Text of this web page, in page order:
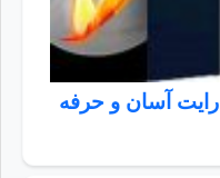
نرم افزار BurnAware Free رایت آسان و حرفه